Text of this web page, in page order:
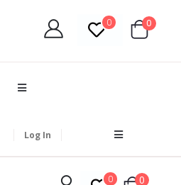
0 0
Log In
0 0